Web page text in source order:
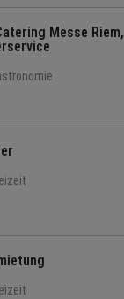
Messe Riem,